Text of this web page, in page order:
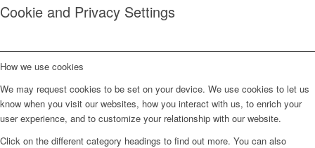
Cookie and Privacy Settings
How we use cookies
We may request cookies to be set on your device. We use cookies to let us
know when you visit our websites, how you interact with us, to enrich your
user experience, and to customize your relationship with our website.
Click on the different category headings to find out more. You can also